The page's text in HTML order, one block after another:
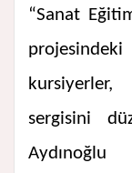
“Sanat
sergisini
Aydınoğlu